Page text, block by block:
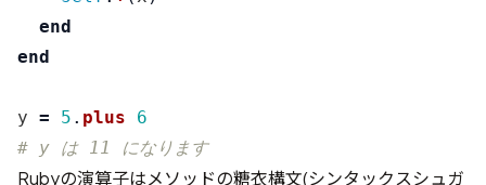
end
end
y = 5 . plus
6
# y は 11 になります
Rubyの演算子はメソッドの糖衣構文(シンタックスシュガ